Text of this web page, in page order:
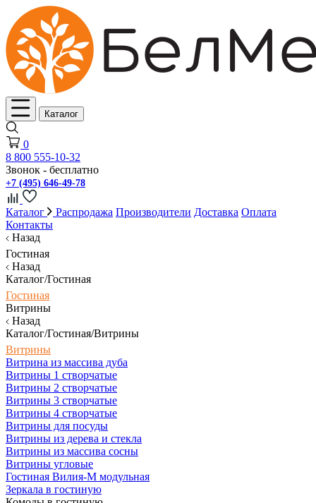
Каталог
0
8 800 555-10-32
Звонок - бесплатно
+7 (495) 646-49-78
Каталог Распродажа Производители Доставка Оплата
Контакты
Назад
Гостиная
Назад
Каталог/Гостиная
Гостиная
Витрины
Назад
Каталог/Гостиная/Витрины
Витрины
Витрина из массива дуба
Витрины 1 створчатые
Витрины 2 створчатые
Витрины 3 створчатые
Витрины 4 створчатые
Витрины для посуды
Витрины из дерева и стекла
Витрины из массива сосны
Витрины угловые
Гостиная Вилия-М модульная
Зеркала в гостиную